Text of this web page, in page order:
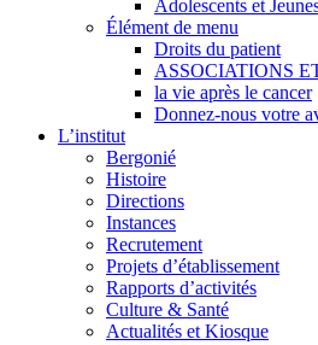
Adolescents et
Élément de menu
Droits du patient
ASSOCIATIONS
la vie après le cancer
Donnez-nous votre
L’institut
Bergonié
Histoire
Directions
Instances
Recrutement
Projets d’établissement
Rapports d’activités
Culture & Santé
Actualités et Kiosque